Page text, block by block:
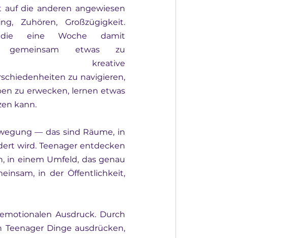
auf die anderen angewiesen
Zuhören, Großzügigkeit.
die eine Woche damit
gemeinsam etwas zu
kreative
zu navigieren,
zu erwecken, lernen etwas
kann.
— das sind Räume, in
wird. Teenager entdecken
in einem Umfeld, das genau
in der Öffentlichkeit,
Ausdruck. Durch
Dinge ausdrücken,